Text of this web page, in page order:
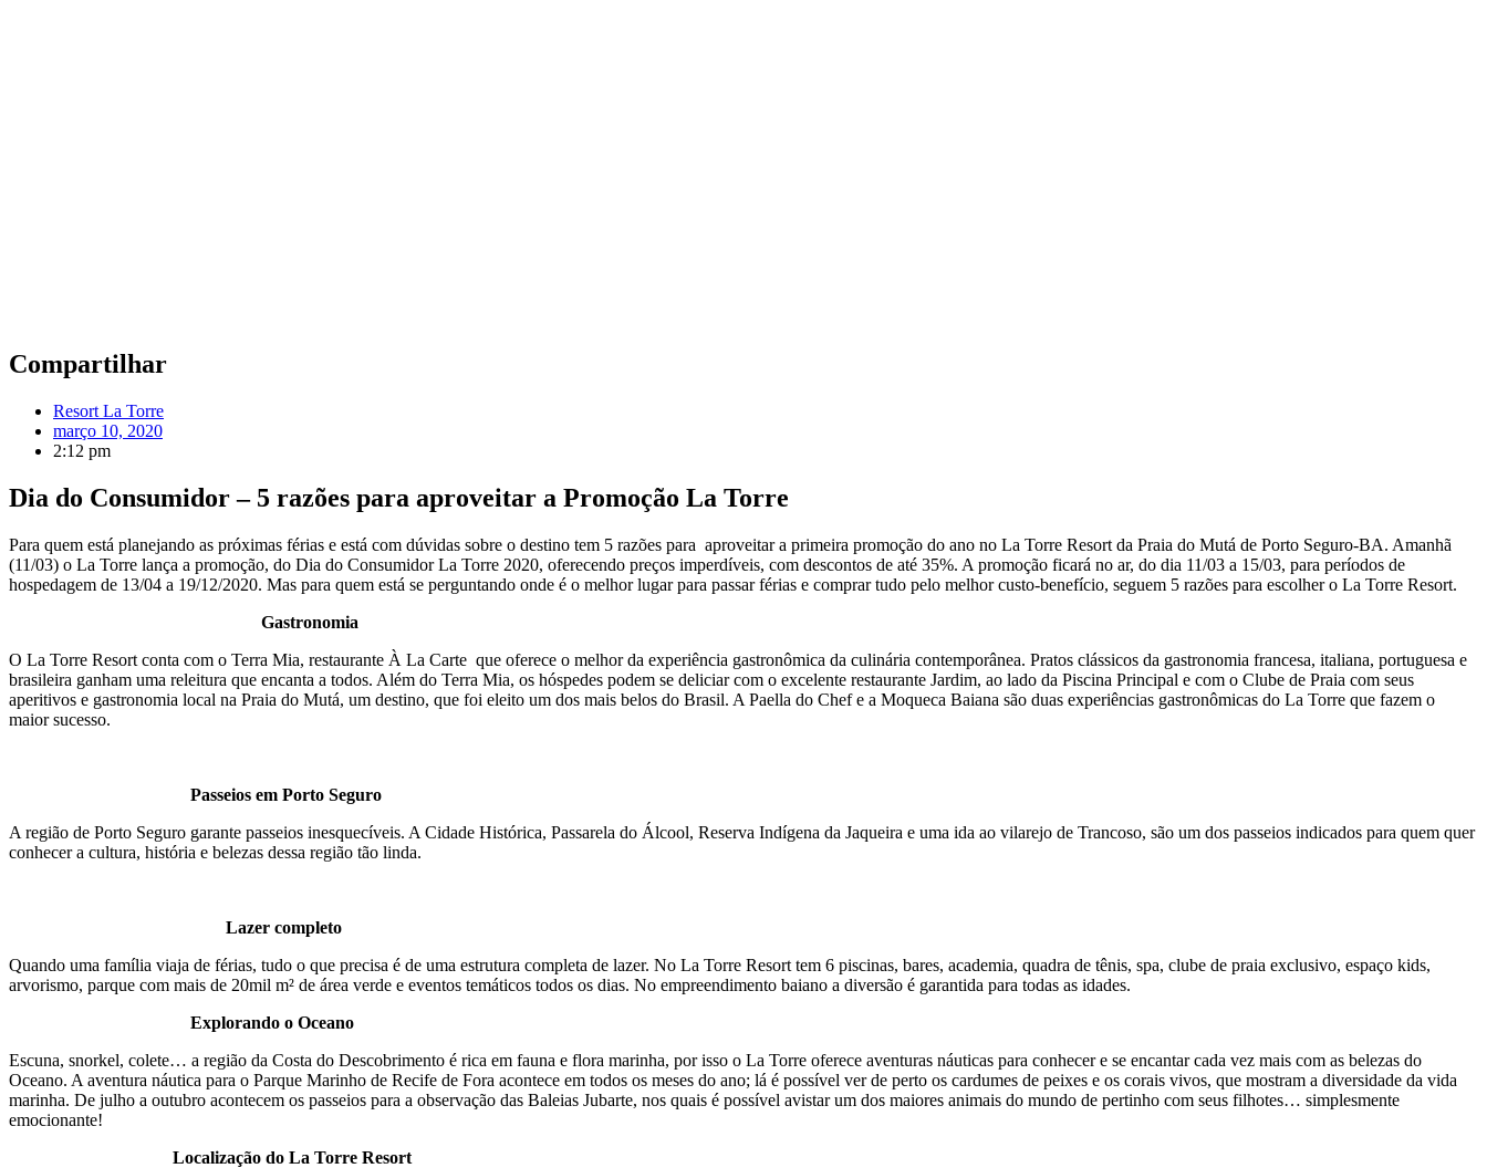
Compartilhar
Resort La Torre
março 10, 2020
2:12 pm
Dia do Consumidor – 5 razões para aproveitar a Promoção La Torre
Para quem está planejando as próximas férias e está com dúvidas sobre o destino tem 5 razões para aproveitar a primeira promoção do ano no La Torre Resort da Praia do Mutá de Porto Seguro-BA. Amanhã
(11/03) o La Torre lança a promoção, do Dia do Consumidor La Torre 2020, oferecendo preços imperdíveis, com descontos de até 35%. A promoção ficará no ar, do dia 11/03 a 15/03, para períodos de
hospedagem de 13/04 a 19/12/2020. Mas para quem está se perguntando onde é o melhor lugar para passar férias e comprar tudo pelo melhor custo-benefício, seguem 5 razões para escolher o La Torre Resort.
Gastronomia
O La Torre Resort conta com o Terra Mia, restaurante À La Carte que oferece o melhor da experiência gastronômica da culinária contemporânea. Pratos clássicos da gastronomia francesa, italiana, portuguesa e
brasileira ganham uma releitura que encanta a todos. Além do Terra Mia, os hóspedes podem se deliciar com o excelente restaurante Jardim, ao lado da Piscina Principal e com o Clube de Praia com seus
aperitivos e gastronomia local na Praia do Mutá, um destino, que foi eleito um dos mais belos do Brasil. A Paella do Chef e a Moqueca Baiana são duas experiências gastronômicas do La Torre que fazem o
maior sucesso.
Passeios em Porto Seguro
A região de Porto Seguro garante passeios inesquecíveis. A Cidade Histórica, Passarela do Álcool, Reserva Indígena da Jaqueira e uma ida ao vilarejo de Trancoso, são um dos passeios indicados para quem quer
conhecer a cultura, história e belezas dessa região tão linda.
Lazer completo
Quando uma família viaja de férias, tudo o que precisa é de uma estrutura completa de lazer. No La Torre Resort tem 6 piscinas, bares, academia, quadra de tênis, spa, clube de praia exclusivo, espaço kids,
arvorismo, parque com mais de 20mil m² de área verde e eventos temáticos todos os dias. No empreendimento baiano a diversão é garantida para todas as idades.
Explorando o Oceano
Escuna, snorkel, colete… a região da Costa do Descobrimento é rica em fauna e flora marinha, por isso o La Torre oferece aventuras náuticas para conhecer e se encantar cada vez mais com as belezas do
Oceano. A aventura náutica para o Parque Marinho de Recife de Fora acontece em todos os meses do ano; lá é possível ver de perto os cardumes de peixes e os corais vivos, que mostram a diversidade da vida
marinha. De julho a outubro acontecem os passeios para a observação das Baleias Jubarte, nos quais é possível avistar um dos maiores animais do mundo de pertinho com seus filhotes… simplesmente
emocionante!
Localização do La Torre Resort